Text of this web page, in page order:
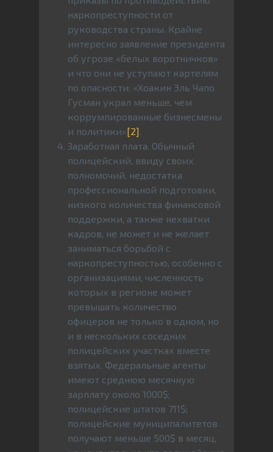
наркопреступности от
руководства страны. Крайне
интересно заявление президента
об угрозе «белых воротничков»
и что они не уступают картелям
по опасности: «Хоакин Эль Чапо
Гусман украл меньше, чем
коррумпированные бизнесмены
и политики»[2].
Заработная плата. Обычный
полицейский, ввиду своих
полномочий, недостатка
профессиональной подготовки,
низкого количества финансовой
поддержки, а также нехватки
кадров, не может и не желает
заниматься борьбой с
наркопреступностью, особенно с
организациями, численность
которых в регионе может
превышать количество
офицеров не только в одном, но
и в нескольких соседних
полицейских участках вместе
взятых. Федеральные агенты
имеют среднюю месячную
зарплату около 1000$;
полицейские штатов 711$;
полицейские муниципалитетов
получают меньше 500$ в месяц,